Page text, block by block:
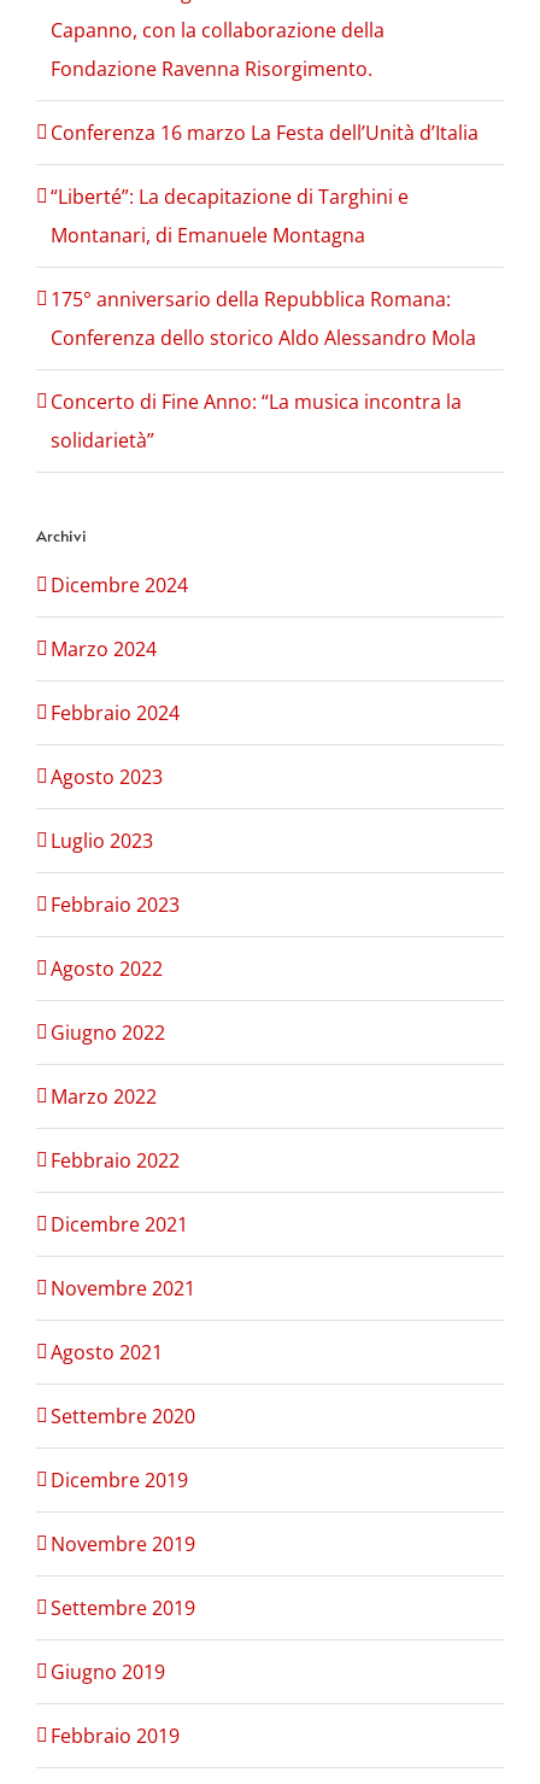
Capanno, con la collaborazione della
Fondazione Ravenna Risorgimento.
Conferenza 16 marzo La Festa dell’Unità d’Italia
“Liberté”: La decapitazione di Targhini e
Montanari, di Emanuele Montagna
175° anniversario della Repubblica Romana:
Conferenza dello storico Aldo Alessandro Mola
Concerto di Fine Anno: “La musica incontra la
solidarietà”
Archivi
Dicembre 2024
Marzo 2024
Febbraio 2024
Agosto 2023
Luglio 2023
Febbraio 2023
Agosto 2022
Giugno 2022
Marzo 2022
Febbraio 2022
Dicembre 2021
Novembre 2021
Agosto 2021
Settembre 2020
Dicembre 2019
Novembre 2019
Settembre 2019
Giugno 2019
Febbraio 2019